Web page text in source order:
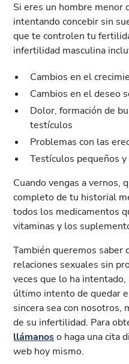
Si eres un hombre menor
intentando concebir sin
que te controlen tu
infertilidad masculina
Cambios en el
Cambios en el deseo
Dolor, formación de
testículos
Problemas con las
Testículos pequeños
Cuando vengas a vernos,
completo de tu historial
todos los medicamentos
vitaminas y los
También queremos saber
relaciones sexuales sin
veces que lo ha intentado,
último intento de quedar
sincera sea con nosotros,
de su infertilidad. Para
llámanoso haga una cita
web hoy mismo.